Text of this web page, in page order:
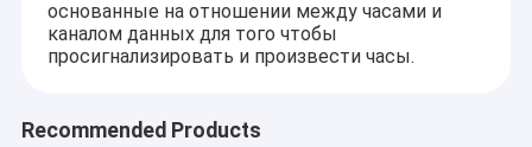
основанные на отношении между часами и
каналом данных для того чтобы
просигнализировать и произвести часы.
Recommended Products